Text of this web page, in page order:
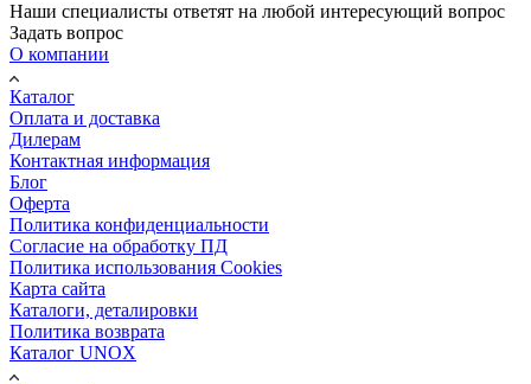
Наши специалисты ответят на любой интересующий вопрос
Задать вопрос
О компании
Каталог
Оплата и доставка
Дилерам
Контактная информация
Блог
Оферта
Политика конфиденциальности
Согласие на обработку ПД
Политика использования Cookies
Карта сайта
Каталоги, деталировки
Политика возврата
Каталог UNOX